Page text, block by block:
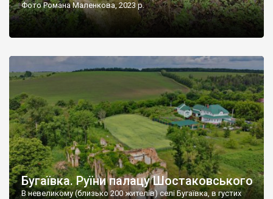
Фото Романа Маленкова, 2023 р.
Бугаївка. Руїни палацу Шостаковського
В невеликому (близько 200 жителів) селі Бугаївка, в густих